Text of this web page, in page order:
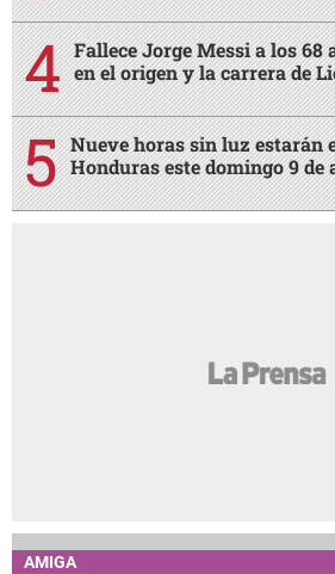
Fallece Jorge Messi a los 68
en el origen y la carrera de
Nueve horas sin luz estarán
Honduras este domingo 9 de
AMIGA